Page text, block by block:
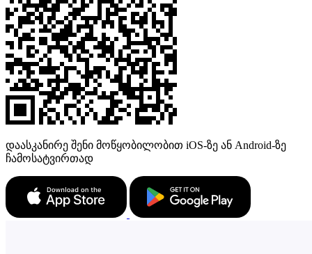
დაასკანირე შენი მოწყობილობით iOS-ზე ან Android-ზე
ჩამოსატვირთად